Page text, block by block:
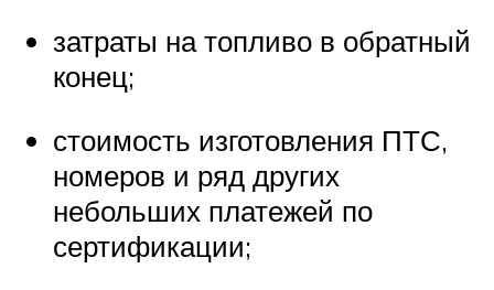
затраты на топливо в обратный
конец;
стоимость изготовления ПТС,
номеров и ряд других
небольших платежей по
сертификации;